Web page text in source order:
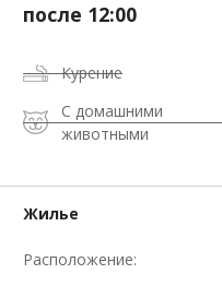
после 12:00
Курение
С домашними
животными
Жилье
Расположение: